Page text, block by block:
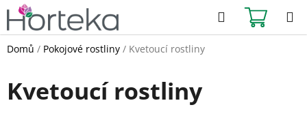
Přejít
na
obsah
Hledat
KOŠÍK
Domů / Pokojové rostliny / Kvetoucí rostliny
Kvetoucí rostliny